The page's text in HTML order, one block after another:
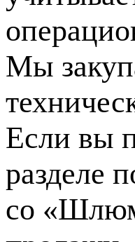
Мы
Если вы
разделе
со